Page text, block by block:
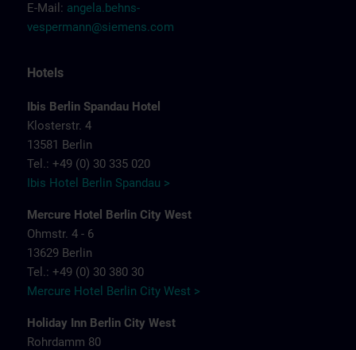
E-Mail: angela.behns-
vespermann@siemens.com
Hotels
Ibis Berlin Spandau Hotel
Klosterstr. 4
13581 Berlin
Tel.: +49 (0) 30 335 020
Ibis Hotel Berlin Spandau >
Mercure Hotel Berlin City West
Ohmstr. 4 - 6
13629 Berlin
Tel.: +49 (0) 30 380 30
Mercure Hotel Berlin City West >
Holiday Inn Berlin City West
Rohrdamm 80